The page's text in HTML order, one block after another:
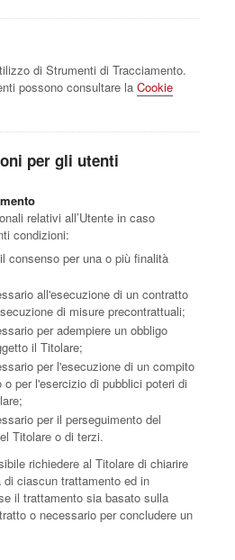
di Strumenti di Tracciamento.
possono consultare la Cookie
per gli utenti
relativi all’Utente in caso
condizioni:
consenso per una o più finalità
all'esecuzione di un contratto
di misure precontrattuali;
per adempiere un obbligo
il Titolare;
per l'esecuzione di un compito
per l'esercizio di pubblici poteri di
per il perseguimento del
Titolare o di terzi.
richiedere al Titolare di chiarire
ciascun trattamento ed in
il trattamento sia basato sulla
o necessario per concludere un